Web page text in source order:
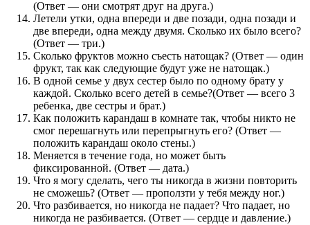
(Ответ — они смотрят друг на друга.)
Летели утки, одна впереди и две позади, одна позади и
две впереди, одна между двумя. Сколько их было всего?
(Ответ — три.)
Сколько фруктов можно съесть натощак? (Ответ — один
фрукт, так как следующие будут уже не натощак.)
В одной семье у двух сестер было по одному брату у
каждой. Сколько всего детей в семье?(Ответ — всего 3
ребенка, две сестры и брат.)
Как положить карандаш в комнате так, чтобы никто не
смог перешагнуть или перепрыгнуть его? (Ответ —
положить карандаш около стены.)
Меняется в течение года, но может быть
фиксированной. (Ответ — дата.)
Что я могу сделать, чего ты никогда в жизни повторить
не сможешь? (Ответ — проползти у тебя между ног.)
Что разбивается, но никогда не падает? Что падает, но
никогда не разбивается. (Ответ — сердце и давление.)